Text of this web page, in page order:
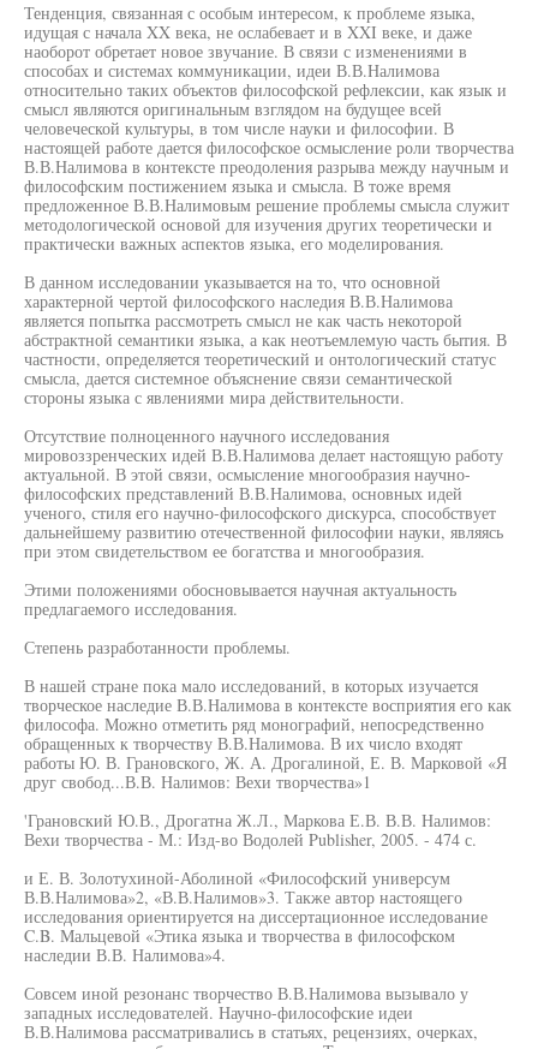
Тенденция, связанная с особым интересом, к проблеме языка,
идущая с начала XX века, не ослабевает и в XXI веке, и даже
наоборот обретает новое звучание. В связи с изменениями в
способах и системах коммуникации, идеи В.В.Налимова
относительно таких объектов философской рефлексии, как язык и
смысл являются оригинальным взглядом на будущее всей
человеческой культуры, в том числе науки и философии. В
настоящей работе дается философское осмысление роли творчества
В.В.Налимова в контексте преодоления разрыва между научным и
философским постижением языка и смысла. В тоже время
предложенное В.В.Налимовым решение проблемы смысла служит
методологической основой для изучения других теоретически и
практически важных аспектов языка, его моделирования.
В данном исследовании указывается на то, что основной
характерной чертой философского наследия В.В.Налимова
является попытка рассмотреть смысл не как часть некоторой
абстрактной семантики языка, а как неотъемлемую часть бытия. В
частности, определяется теоретический и онтологический статус
смысла, дается системное объяснение связи семантической
стороны языка с явлениями мира действительности.
Отсутствие полноценного научного исследования
мировоззренческих идей В.В.Налимова делает настоящую работу
актуальной. В этой связи, осмысление многообразия научно-
философских представлений В.В.Налимова, основных идей
ученого, стиля его научно-философского дискурса, способствует
дальнейшему развитию отечественной философии науки, являясь
при этом свидетельством ее богатства и многообразия.
Этими положениями обосновывается научная актуальность
предлагаемого исследования.
Степень разработанности проблемы.
В нашей стране пока мало исследований, в которых изучается
творческое наследие В.В.Налимова в контексте восприятия его как
философа. Можно отметить ряд монографий, непосредственно
обращенных к творчеству В.В.Налимова. В их число входят
работы Ю. В. Грановского, Ж. А. Дрогалиной, Е. В. Марковой «Я
друг свобод...В.В. Налимов: Вехи творчества»1
'Грановский Ю.В., Дрогатна Ж.Л., Маркова Е.В. В.В. Налимов:
Вехи творчества - М.: Изд-во Водолей Publisher, 2005. - 474 с.
и Е. В. Золотухиной-Аболиной «Философский универсум
В.В.Налимова»2, «В.В.Налимов»3. Также автор настоящего
исследования ориентируется на диссертационное исследование
C.B. Мальцевой «Этика языка и творчества в философском
наследии В.В. Налимова»4.
Совсем иной резонанс творчество В.В.Налимова вызывало у
западных исследователей. Научно-философские идеи
В.В.Налимова рассматривались в статьях, рецензиях, очерках,